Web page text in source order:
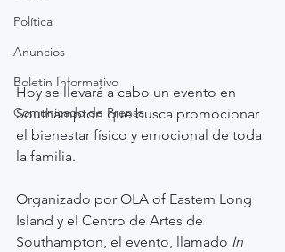
Política
Anuncios
Boletín Informativo
Comunicado de Prensa
Hoy se llevará a cabo un evento en
Southampton que busca promocionar
el bienestar físico y emocional de toda
la familia.
Organizado por OLA of Eastern Long
Island y el Centro de Artes de
Southampton, el evento, llamado In